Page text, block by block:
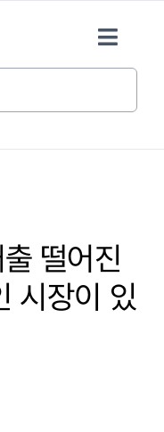
Toggle
떨어진
시장이 있